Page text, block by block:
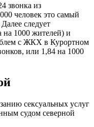
звонка из
человек это самый
следует
на 1000 жителей) и
с ЖКХ в Курортном
или 1,84 на 1000
сексуальных услуг
судом северной